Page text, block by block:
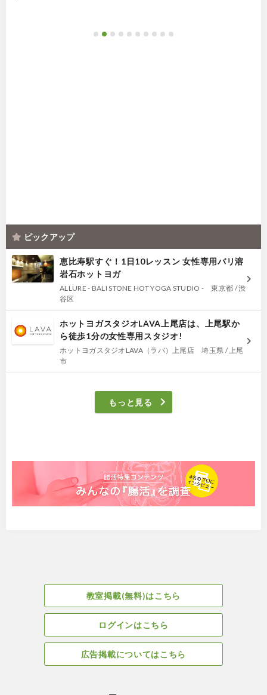
ピックアップ
恵比寿駅すぐ！1日10レッスン 女性専用バリ溶
岩石ホットヨガ
ALLURE - BALI STONE HOT YOGA STUDIO - 東京都 / 渋
谷区
ホットヨガスタジオLAVA上尾店は、上尾駅か
ら徒歩1分の女性専用スタジオ!
ホットヨガスタジオLAVA（ラバ）上尾店 埼玉県 / 上尾
市
もっと見る
教室掲載(無料)はこちら
ログインはこちら
広告掲載についてはこちら